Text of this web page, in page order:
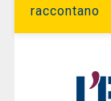
raccontano